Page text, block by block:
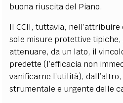
buona riuscita del Piano.
Il CCII, tuttavia,
sole misure protettive
attenuare, da un lato, il
predette (l’efficacia non
vanificarne l’utilità),
strumentale e urgente delle